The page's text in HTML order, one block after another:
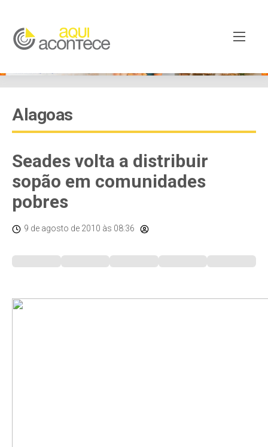
Alagoas
Seades volta a distribuir
sopão em comunidades
pobres
9 de agosto de 2010 às 08:36